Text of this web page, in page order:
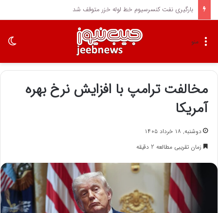
بارگیری نفت کنسرسیوم خط لوله خزر متوقف شد
منو
مخالفت ترامپ با افزایش نرخ بهره
آمریکا
دوشنبه, ۱۸ خرداد ۱۴۰۵
زمان تقریبی مطالعه 2 دقیقه